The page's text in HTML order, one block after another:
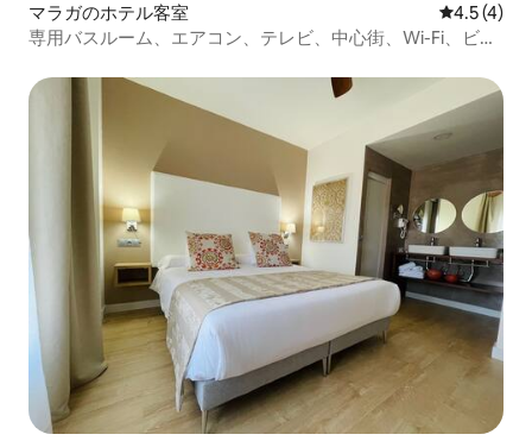
マラガのホテル客室 レビュー4
4.5 (4)
専用バスルーム、エアコン、テレビ、中心街、Wi-Fi、ビー